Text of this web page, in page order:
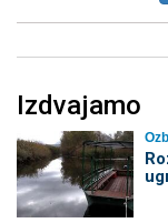
Izdvajamo